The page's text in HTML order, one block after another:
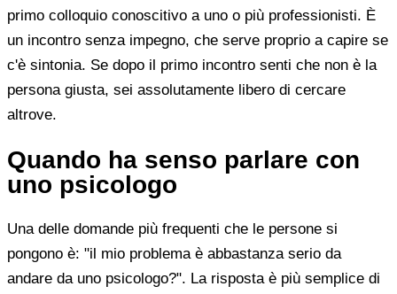
primo colloquio conoscitivo a uno o più professionisti. È
un incontro senza impegno, che serve proprio a capire se
c'è sintonia. Se dopo il primo incontro senti che non è la
persona giusta, sei assolutamente libero di cercare
altrove.
Quando ha senso parlare con
uno psicologo
Una delle domande più frequenti che le persone si
pongono è: "il mio problema è abbastanza serio da
andare da uno psicologo?". La risposta è più semplice di